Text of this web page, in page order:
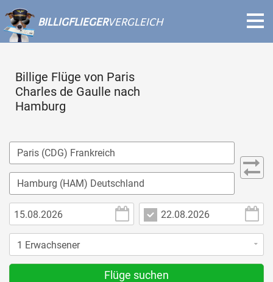
BILLIGFLIEGERVERGLEICH
Billige Flüge von Paris
Charles de Gaulle nach
Hamburg
Flüge suchen